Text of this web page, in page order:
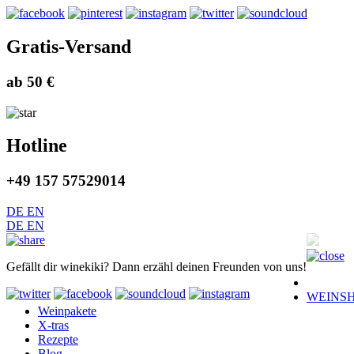
Gratis-Versand
ab 50 €
Hotline
+49 157 57529014
DE EN
DE EN
Gefällt dir winekiki? Dann erzähl deinen Freunden von uns!
Weinpakete
X-tras
Rezepte